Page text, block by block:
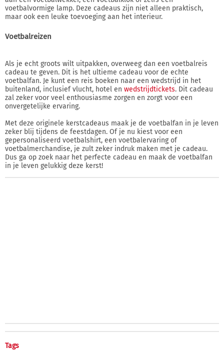
voetbalvormige lamp. Deze cadeaus zijn niet alleen praktisch,
maar ook een leuke toevoeging aan het interieur.
Voetbalreizen
Als je echt groots wilt uitpakken, overweeg dan een voetbalreis
cadeau te geven. Dit is het ultieme cadeau voor de echte
voetbalfan. Je kunt een reis boeken naar een wedstrijd in het
buitenland, inclusief vlucht, hotel en wedstrijdtickets. Dit cadeau
zal zeker voor veel enthousiasme zorgen en zorgt voor een
onvergetelijke ervaring.
Met deze originele kerstcadeaus maak je de voetbalfan in je leven
zeker blij tijdens de feestdagen. Of je nu kiest voor een
gepersonaliseerd voetbalshirt, een voetbalervaring of
voetbalmerchandise, je zult zeker indruk maken met je cadeau.
Dus ga op zoek naar het perfecte cadeau en maak de voetbalfan
in je leven gelukkig deze kerst!
Tags